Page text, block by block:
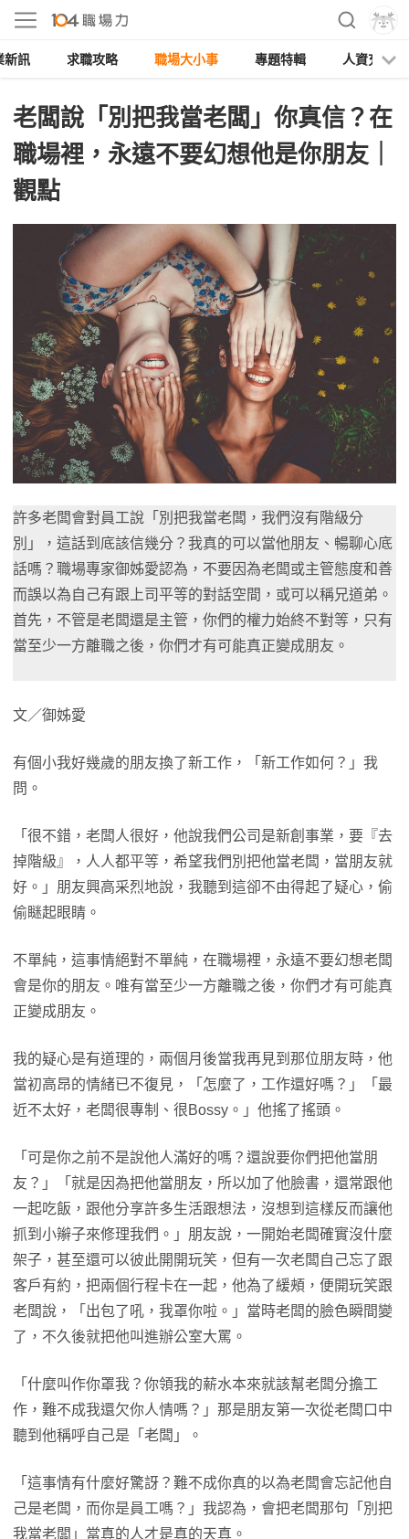
新訊 求職攻略 職場大小事 專題特輯 人資充電
老闆說「別把我當老闆」你真信？在
職場裡，永遠不要幻想他是你朋友｜
觀點
許多老闆會對員工說「別把我當老闆，我們沒有階級分
別」，這話到底該信幾分？我真的可以當他朋友、暢聊心底
話嗎？職場專家御姊愛認為，不要因為老闆或主管態度和善
而誤以為自己有跟上司平等的對話空間，或可以稱兄道弟。
首先，不管是老闆還是主管，你們的權力始終不對等，只有
當至少一方離職之後，你們才有可能真正變成朋友。
文／御姊愛
有個小我好幾歲的朋友換了新工作，「新工作如何？」我
問。
「很不錯，老闆人很好，他說我們公司是新創事業，要『去
掉階級』，人人都平等，希望我們別把他當老闆，當朋友就
好。」朋友興高采烈地說，我聽到這卻不由得起了疑心，偷
偷瞇起眼睛。
不單純，這事情絕對不單純，在職場裡，永遠不要幻想老闆
會是你的朋友。唯有當至少一方離職之後，你們才有可能真
正變成朋友。
我的疑心是有道理的，兩個月後當我再見到那位朋友時，他
當初高昂的情緒已不復見，「怎麼了，工作還好嗎？」「最
近不太好，老闆很專制、很Bossy。」他搖了搖頭。
「可是你之前不是說他人滿好的嗎？還說要你們把他當朋
友？」「就是因為把他當朋友，所以加了他臉書，還常跟他
一起吃飯，跟他分享許多生活跟想法，沒想到這樣反而讓他
抓到小辮子來修理我們。」朋友說，一開始老闆確實沒什麼
架子，甚至還可以彼此開開玩笑，但有一次老闆自己忘了跟
客戶有約，把兩個行程卡在一起，他為了緩頰，便開玩笑跟
老闆說，「出包了吼，我罩你啦。」當時老闆的臉色瞬間變
了，不久後就把他叫進辦公室大罵。
「什麼叫作你罩我？你領我的薪水本來就該幫老闆分擔工
作，難不成我還欠你人情嗎？」那是朋友第一次從老闆口中
聽到他稱呼自己是「老闆」。
「這事情有什麼好驚訝？難不成你真的以為老闆會忘記他自
己是老闆，而你是員工嗎？」我認為，會把老闆那句「別把
我當老闆」當真的人才是真的天真。